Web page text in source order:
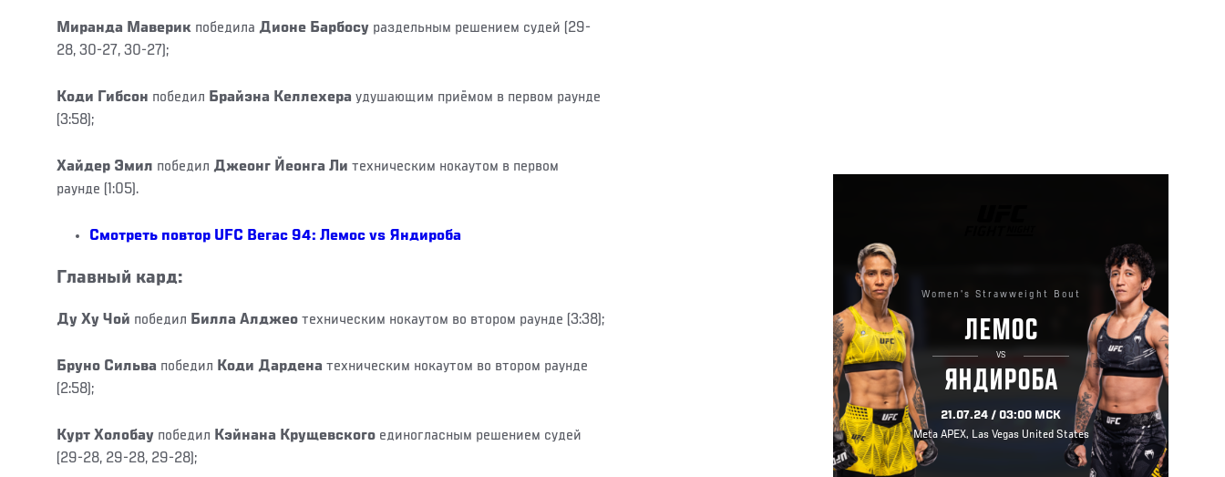
Миранда Маверик победила Дионе Барбосу раздельным решением судей (29-
28, 30-27, 30-27);
Коди Гибсон победил Брайэна Келлехера удушающим приёмом в первом раунде
(3:58);
Хайдер Эмил победил Джеонг Йеонга Ли техническим нокаутом в первом
раунде (1:05).
Смотреть повтор UFC Вегас 94: Лемос vs Яндироба
Главный кард:
Ду Ху Чой победил Билла Алджео техническим нокаутом во втором раунде (3:38);
Бруно Сильва победил Коди Дардена техническим нокаутом во втором раунде
(2:58);
Курт Холобау победил Кэйнана Крущевского единогласным решением судей
(29-28, 29-28, 29-28);
Women's Strawweight Bout
ЛЕМОС
VS
ЯНДИРОБА
21.07.24 / 03:00 МСК
Meta APEX, Las Vegas United States